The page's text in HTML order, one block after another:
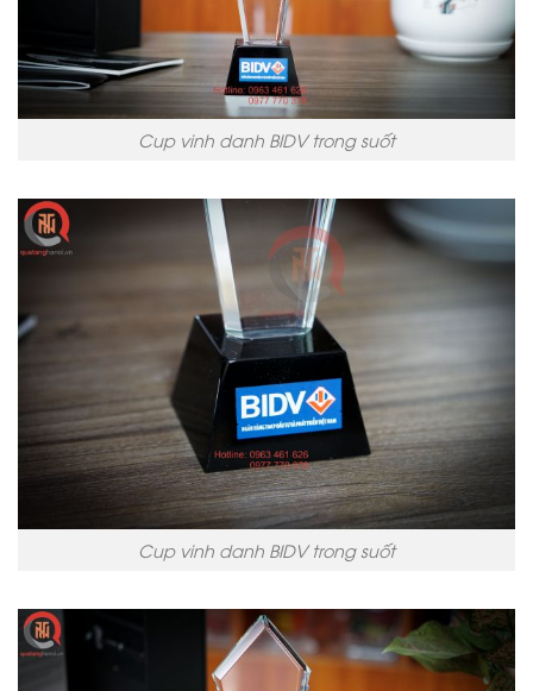
Cup vinh danh BIDV trong suốt
Cup vinh danh BIDV trong suốt